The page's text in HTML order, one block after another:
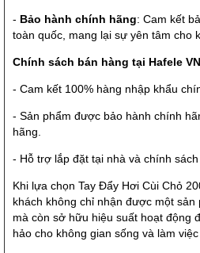
- Bảo hành chính hãng: Cam kết
toàn quốc, mang lại sự yên tâm cho
Chính sách bán hàng tại Hafele VN
- Cam kết 100% hàng nhập khẩu
- Sản phẩm được bảo hành chính
hãng.
- Hỗ trợ lắp đặt tại nhà và chính
Khi lựa chọn Tay Đẩy Hơi Cùi Chỏ
khách không chỉ nhận được một sản
mà còn sở hữu hiệu suất hoạt động
hảo cho không gian sống và làm việc